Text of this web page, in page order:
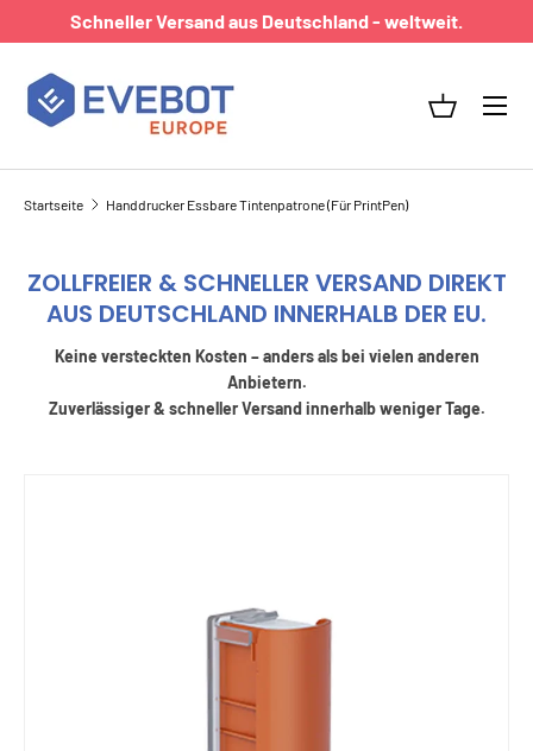
DIREKT ZUM INHALT
Schneller Versand aus Deutschland - weltweit.
Menü
Startseite Handdrucker Essbare Tintenpatrone (Für PrintPen)
ZOLLFREIER & SCHNELLER VERSAND DIREKT
AUS DEUTSCHLAND INNERHALB DER EU.
Keine versteckten Kosten – anders als bei vielen anderen
Anbietern.
Zuverlässiger & schneller Versand innerhalb weniger Tage.